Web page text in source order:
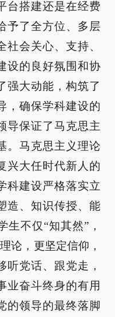
台搭建还是在经费
予了全方位、多层
会关心、支持、
设的良好氛围和协
强大动能，构筑了
，确保学科建设的
导保证了马克思主
。马克思主义理论
兴大任时代新人的
科建设严格落实立
造、知识传授、能
不仅“知其然”，
论，更坚定信仰，
听党话、跟党走，
业奋斗终身的有用
的领导的最终落脚